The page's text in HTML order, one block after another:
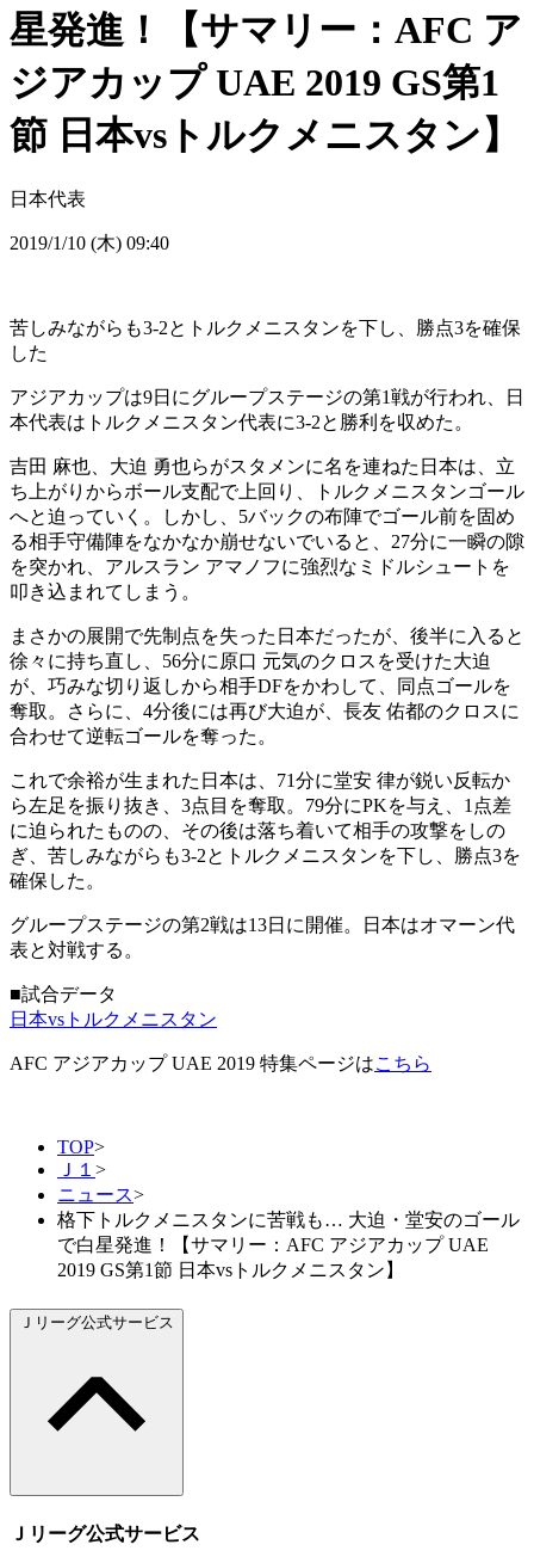
星発進！【サマリー：AFC ア
ジアカップ UAE 2019 GS第1
節 日本vsトルクメニスタン】
日本代表
2019/1/10 (木) 09:40
苦しみながらも3-2とトルクメニスタンを下し、勝点3を確保
した
アジアカップは9日にグループステージの第1戦が行われ、日
本代表はトルクメニスタン代表に3-2と勝利を収めた。
吉田 麻也、大迫 勇也らがスタメンに名を連ねた日本は、立
ち上がりからボール支配で上回り、トルクメニスタンゴール
へと迫っていく。しかし、5バックの布陣でゴール前を固め
る相手守備陣をなかなか崩せないでいると、27分に一瞬の隙
を突かれ、アルスラン アマノフに強烈なミドルシュートを
叩き込まれてしまう。
まさかの展開で先制点を失った日本だったが、後半に入ると
徐々に持ち直し、56分に原口 元気のクロスを受けた大迫
が、巧みな切り返しから相手DFをかわして、同点ゴールを
奪取。さらに、4分後には再び大迫が、長友 佑都のクロスに
合わせて逆転ゴールを奪った。
これで余裕が生まれた日本は、71分に堂安 律が鋭い反転か
ら左足を振り抜き、3点目を奪取。79分にPKを与え、1点差
に迫られたものの、その後は落ち着いて相手の攻撃をしの
ぎ、苦しみながらも3-2とトルクメニスタンを下し、勝点3を
確保した。
グループステージの第2戦は13日に開催。日本はオマーン代
表と対戦する。
■試合データ
日本vsトルクメニスタン
AFC アジアカップ UAE 2019 特集ページはこちら
TOP>
Ｊ１ >
ニュース>
格下トルクメニスタンに苦戦も… 大迫・堂安のゴール
で白星発進！【サマリー：AFC アジアカップ UAE
2019 GS第1節 日本vsトルクメニスタン】
Ｊリーグ公式サービス
Ｊリーグ公式サービス